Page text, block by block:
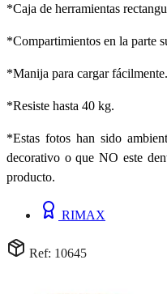
*Caja de herramientas
*Compartimientos en la parte
*Manija para cargar fácilmente.
*Resiste hasta 40 kg.
*Estas fotos han sido
decorativo o que NO este
producto.
RIMAX
Ref: 10645